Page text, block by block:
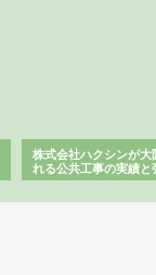
株式会社ハクシンが大
れる公共工事の実績と